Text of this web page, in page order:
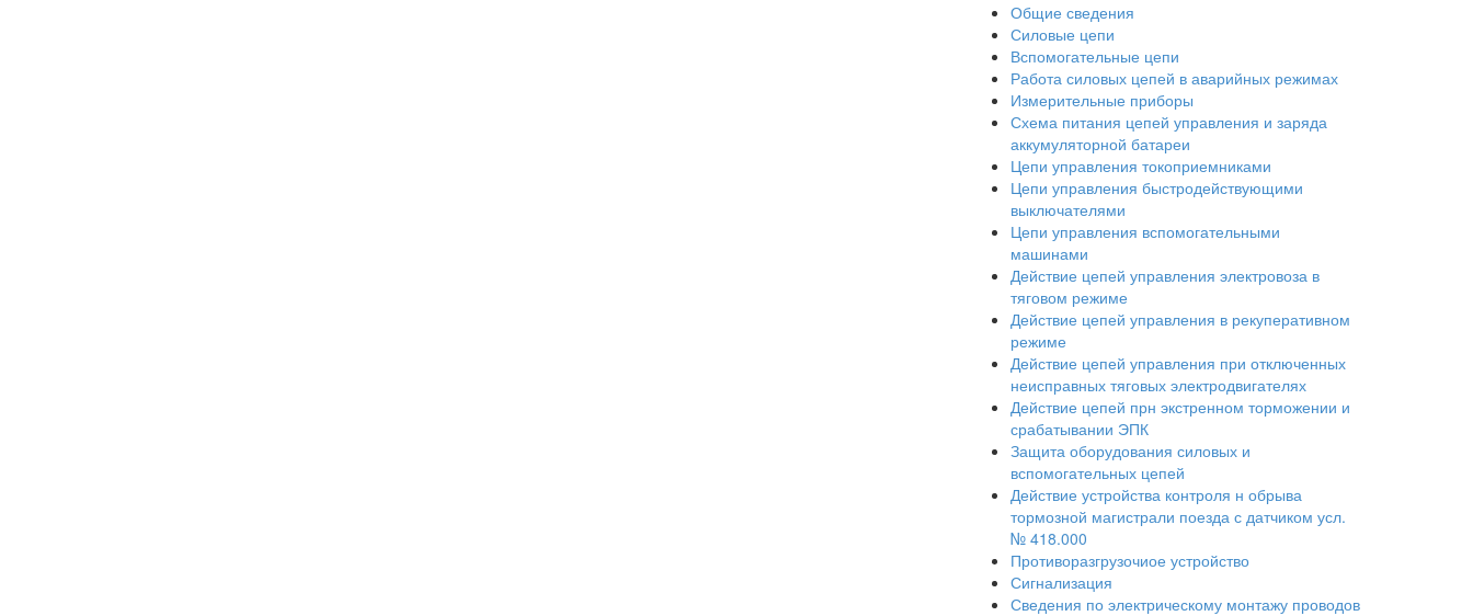
Общие сведения
Силовые цепи
Вспомогательные цепи
Работа силовых цепей в аварийных режимах
Измерительные приборы
Схема питания цепей управления и заряда
аккумуляторной батареи
Цепи управления токоприемниками
Цепи управления быстродействующими
выключателями
Цепи управления вспомогательными
машинами
Действие цепей управления электровоза в
тяговом режиме
Действие цепей управления в рекуперативном
режиме
Действие цепей управления при отключенных
неисправных тяговых электродвигателях
Действие цепей прн экстренном торможении и
срабатывании ЭПК
Защита оборудования силовых и
вспомогательных цепей
Действие устройства контроля н обрыва
тормозной магистрали поезда с датчиком усл.
№ 418.000
Противоразгрузочиое устройство
Сигнализация
Сведения по электрическому монтажу проводов